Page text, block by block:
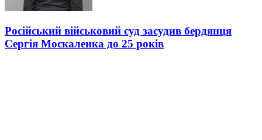
Російський військовий суд засудив бердянця
Сергія Москаленка до 25 років